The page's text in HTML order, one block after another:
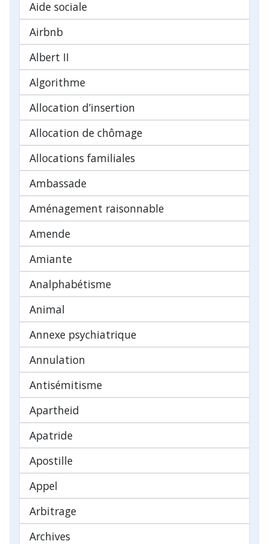
Aide sociale
Airbnb
Albert II
Algorithme
Allocation d’insertion
Allocation de chômage
Allocations familiales
Ambassade
Aménagement raisonnable
Amende
Amiante
Analphabétisme
Animal
Annexe psychiatrique
Annulation
Antisémitisme
Apartheid
Apatride
Apostille
Appel
Arbitrage
Archives